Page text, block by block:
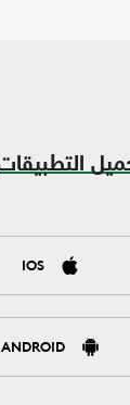
IOS
ANDROID